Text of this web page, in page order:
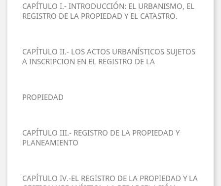
CAPÍTULO I.- INTRODUCCIÓN: EL URBANISMO, EL
REGISTRO DE LA PROPIEDAD Y EL CATASTRO.
CAPÍTULO II.- LOS ACTOS URBANÍSTICOS SUJETOS
A INSCRIPCION EN EL REGISTRO DE LA
PROPIEDAD
CAPÍTULO III.- REGISTRO DE LA PROPIEDAD Y
PLANEAMIENTO
CAPÍTULO IV.-EL REGISTRO DE LA PROPIEDAD Y LA